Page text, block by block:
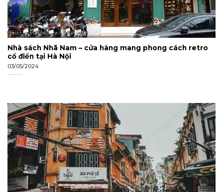
Nhà sách Nhã Nam – cửa hàng mang phong cách retro
cổ điển tại Hà Nội
03/05/2024